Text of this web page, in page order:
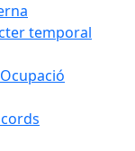
temporal